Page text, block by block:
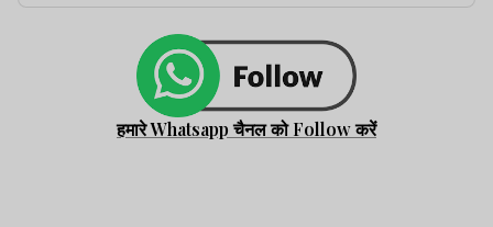
हमारे Whatsapp चैनल को Follow करें